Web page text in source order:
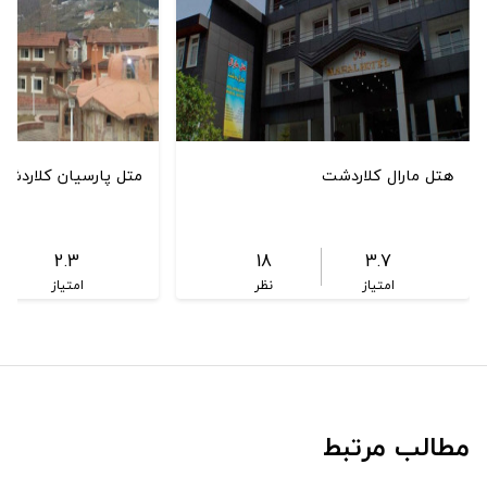
هتل مارال کلاردشت
3.7
امتیاز
18
نظر
متل پارسیان
2.3
امتیاز
مطالب مرتبط